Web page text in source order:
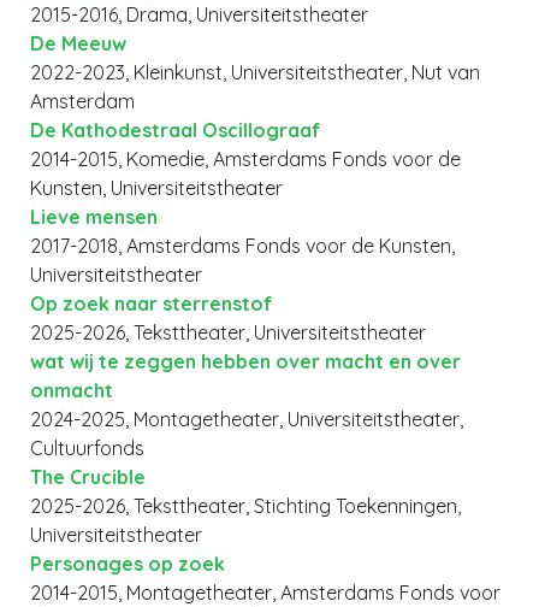
2015-2016, Drama, Universiteitstheater
De Meeuw
2022-2023, Kleinkunst, Universiteitstheater, Nut van
Amsterdam
De Kathodestraal Oscillograaf
2014-2015, Komedie, Amsterdams Fonds voor de
Kunsten, Universiteitstheater
Lieve mensen
2017-2018, Amsterdams Fonds voor de Kunsten,
Universiteitstheater
Op zoek naar sterrenstof
2025-2026, Teksttheater, Universiteitstheater
wat wij te zeggen hebben over macht en over
onmacht
2024-2025, Montagetheater, Universiteitstheater,
Cultuurfonds
The Crucible
2025-2026, Teksttheater, Stichting Toekenningen,
Universiteitstheater
Personages op zoek
2014-2015, Montagetheater, Amsterdams Fonds voor